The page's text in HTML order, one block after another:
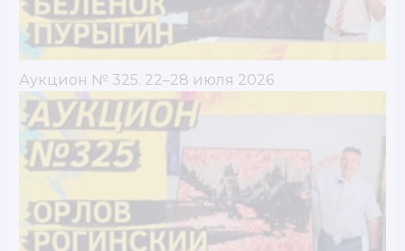
Аукцион № 325. 22–28 июля 2026